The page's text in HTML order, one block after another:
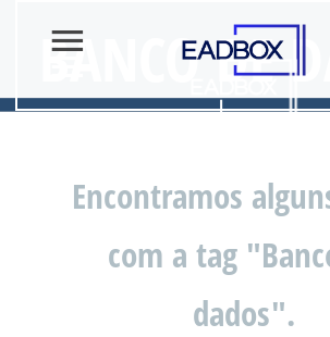
BANCO DE
Encontramos
com a tag
dados".